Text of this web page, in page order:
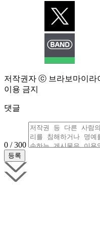
저작권자 ⓒ 브라보마이라
이용 금지
댓글
0 / 300